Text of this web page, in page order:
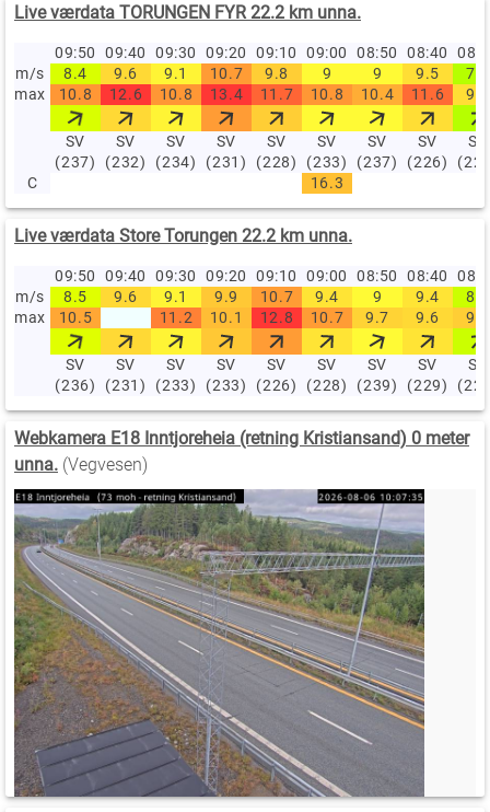
Live værdata TORUNGEN FYR 22.2 km unna.
09:50 09:40 09:30 09:20 09:10 09:00 08:50 08:40
m/s
8.4 9.6 9.1 10.7 9.8 9 9 9.5
7.9
max
10.8 12.6 10.8 13.4 11.7 10.8 10.4 11.6 9.5
SV
(237)
SV
(232)
SV
(234)
SV
(231)
SV
(228)
SV
(233)
SV
(237)
SV
(226)
SV
C
16.3
Live værdata Store Torungen 22.2 km unna.
09:50 09:40 09:30 09:20 09:10 09:00 08:50 08:40
m/s
8.5 9.6 9.1 9.9 10.7 9.4 9 9.4
8.2
max
10.5 11.2 10.1 12.8 10.7 9.7 9.6 9.8
SV
(236)
SV
(231)
SV
(233)
SV
(233)
SV
(226)
SV
(228)
SV
(239)
SV
(229)
SV
Webkamera E18 Inntjoreheia (retning Kristiansand) 0 meter
unna. (Vegvesen)